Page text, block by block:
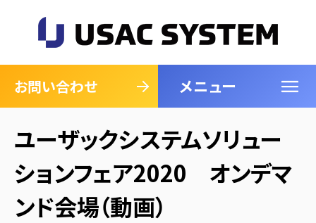
お問い合わせ メニュー
閉じる
ユーザックシステムソリュー
ションフェア2020 オンデマ
ンド会場（動画）